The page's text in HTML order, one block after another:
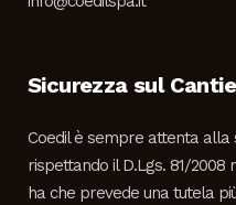
Sicurezza sul
Coedil è sempre attenta alla
rispettando il D.Lgs. 81/2008
ha che prevede una tutela